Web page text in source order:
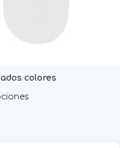
colores